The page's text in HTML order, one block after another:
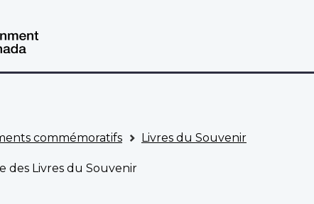
commémoratifs Livres du Souvenir
des Livres du Souvenir